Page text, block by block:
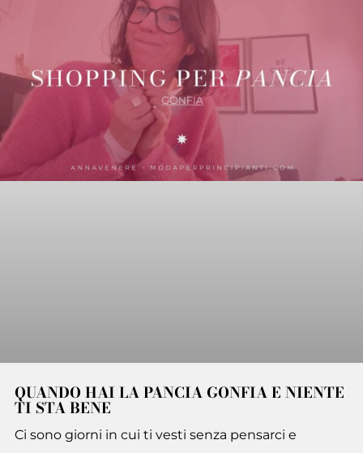
QUANDO HAI LA PANCIA GONFIA E NIENTE
TI STA BENE
Ci sono giorni in cui ti vesti senza pensarci e